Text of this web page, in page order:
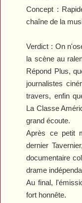
Concept :
chaîne de la
Verdict : On
la scène au
Répond Plus,
journalistes
travers, enfin
La Classe
grand écoute.
Après ce petit
dernier Tavernier,
documentaire
drame
Au final,
fort honnête.